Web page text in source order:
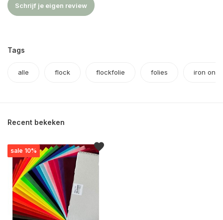
Schrijf je eigen review
Tags
alle flock flockfolie folies iron on
Recent bekeken
sale 10%